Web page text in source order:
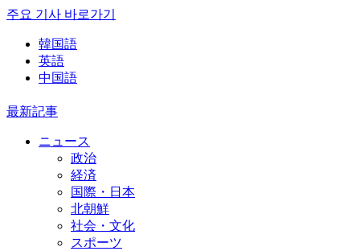
주요 기사 바로가기
韓国語
英語
中国語
最新記事
ニュース
政治
経済
国際・日本
北朝鮮
社会・文化
スポーツ